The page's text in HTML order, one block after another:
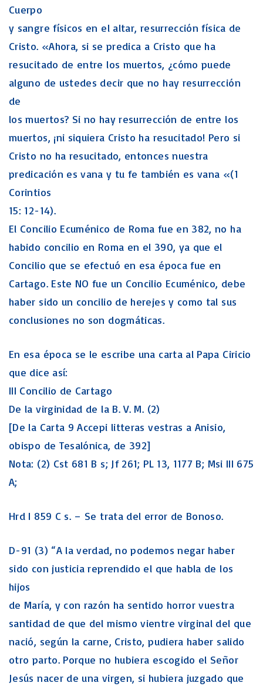
Cuerpo
y sangre físicos en el altar, resurrección física de
Cristo. «Ahora, si se predica a Cristo que ha
resucitado de entre los muertos, ¿cómo puede
alguno de ustedes decir que no hay resurrección
de
los muertos? Si no hay resurrección de entre los
muertos, ¡ni siquiera Cristo ha resucitado! Pero si
Cristo no ha resucitado, entonces nuestra
predicación es vana y tu fe también es vana «(1
Corintios
15: 12-14).
El Concilio Ecuménico de Roma fue en 382, no ha
habido concilio en Roma en el 390, ya que el
Concilio que se efectuó en esa época fue en
Cartago. Este NO fue un Concilio Ecuménico, debe
haber sido un concilio de herejes y como tal sus
conclusiones no son dogmáticas.
En esa época se le escribe una carta al Papa Ciricio
que dice así:
III Concilio de Cartago
De la virginidad de la B. V. M. (2)
[De la Carta 9 Accepi litteras vestras a Anisio,
obispo de Tesalónica, de 392]
Nota: (2) Cst 681 B s; Jf 261; PL 13, 1177 B; Msi III 675
A;
Hrd I 859 C s. – Se trata del error de Bonoso.
D-91 (3) “A la verdad, no podemos negar haber
sido con justicia reprendido el que habla de los
hijos
de María, y con razón ha sentido horror vuestra
santidad de que del mismo vientre virginal del que
nació, según la carne, Cristo, pudiera haber salido
otro parto. Porque no hubiera escogido el Señor
Jesús nacer de una virgen, si hubiera juzgado que